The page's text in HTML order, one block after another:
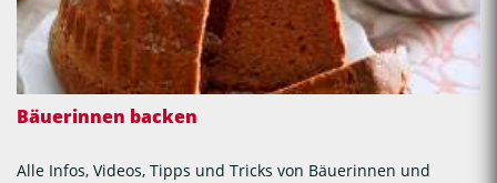
Bäuerinnen backen
Alle Infos, Videos, Tipps und Tricks von Bäuerinnen und